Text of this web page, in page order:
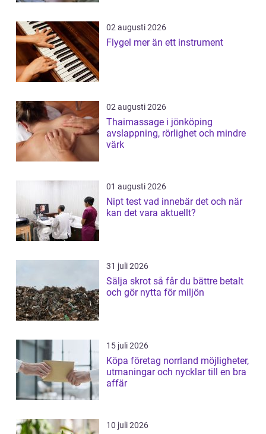
02 augusti 2026
Flygel mer än ett instrument
02 augusti 2026
Thaimassage i jönköping
avslappning, rörlighet och mindre
värk
01 augusti 2026
Nipt test vad innebär det och när
kan det vara aktuellt?
31 juli 2026
Sälja skrot så får du bättre betalt
och gör nytta för miljön
15 juli 2026
Köpa företag norrland möjligheter,
utmaningar och nycklar till en bra
affär
10 juli 2026